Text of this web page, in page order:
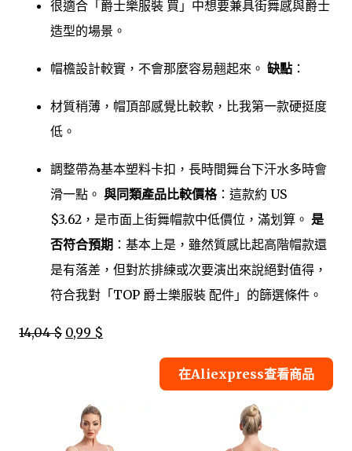
很適合「爵士樂服裝 買」中想要兼具街舞感與爵士
造型的場景。
帽檐設計較實，不會那麼容易翹起來。 缺點 ：
材質稍薄，帽頂部感覺比較軟，比我第一款硬挺度
低。
調整帶為基本塑料卡扣，長時間舞台下汗水多時會
滑一點。 與同類產品比較價格：這款約 US
$3.62，是市面上街舞帽款中低價位，滿划算。 是
否符合預期 ：基本上是，雖然質感比起高階帽款還
是有落差，但對於排練或次要演出來說絕對值得，
符合我對「TOP 爵士樂服裝 配件」的篩選條件。
14,04 $ 0,99 $
在Aliexpress查看商品